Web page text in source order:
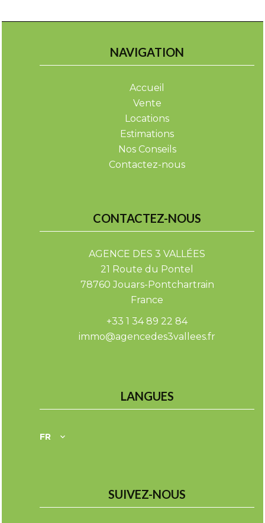
NAVIGATION
Accueil
Vente
Locations
Estimations
Nos Conseils
Contactez-nous
CONTACTEZ-NOUS
AGENCE DES 3 VALLÉES
21 Route du Pontel
78760 Jouars-Pontchartrain
France
+33 1 34 89 22 84
immo@agencedes3vallees.fr
LANGUES
FR
SUIVEZ-NOUS